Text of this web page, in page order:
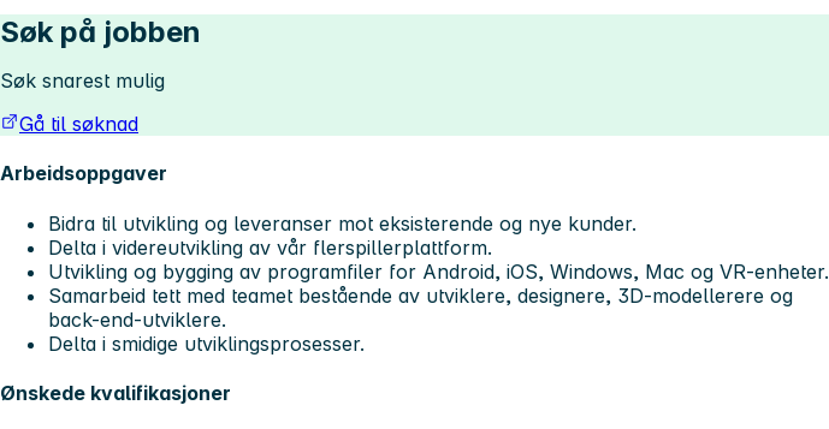
Søk på jobben
Søk snarest mulig
Gå til søknad
Arbeidsoppgaver
Bidra til utvikling og leveranser mot eksisterende og nye kunder.
Delta i videreutvikling av vår flerspillerplattform.
Utvikling og bygging av programfiler for Android, iOS, Windows, Mac og VR-enheter.
Samarbeid tett med teamet bestående av utviklere, designere, 3D-modellerere og
back-end-utviklere.
Delta i smidige utviklingsprosesser.
Ønskede kvalifikasjoner